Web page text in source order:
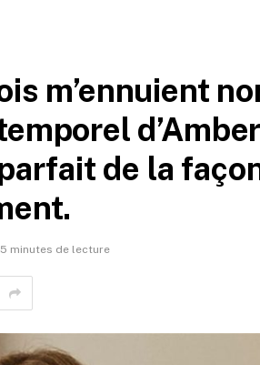
m’ennuient
de la
5 minutes de lecture